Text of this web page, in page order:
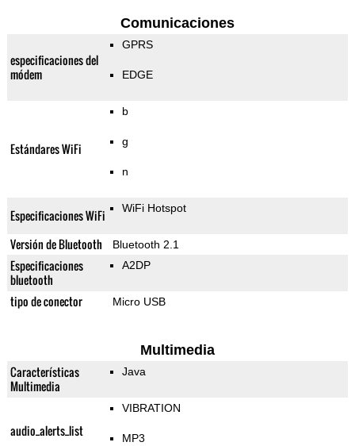
Comunicaciones
especificaciones del
módem
GPRS
EDGE
Estándares WiFi
b
g
n
Especificaciones WiFi WiFi Hotspot
Versión de Bluetooth Bluetooth 2.1
Especificaciones
bluetooth
A2DP
tipo de conector Micro USB
Multimedia
Características
Multimedia
Java
audio_alerts_list
VIBRATION
MP3